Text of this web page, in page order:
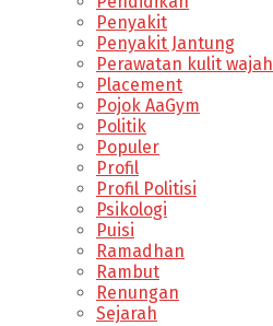
Penyakit
Penyakit Jantung
Perawatan kulit wajah
Placement
Pojok AaGym
Politik
Populer
Profil
Profil Politisi
Psikologi
Puisi
Ramadhan
Rambut
Renungan
Sejarah